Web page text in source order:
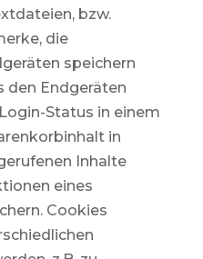
bzw.
die
speichern
den Endgeräten
Status in einem
in
Inhalte
eines
Cookies